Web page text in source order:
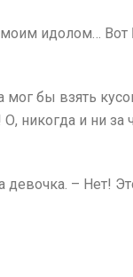
идолом… Вот
бы взять
никогда и ни за
девочка. – Нет!